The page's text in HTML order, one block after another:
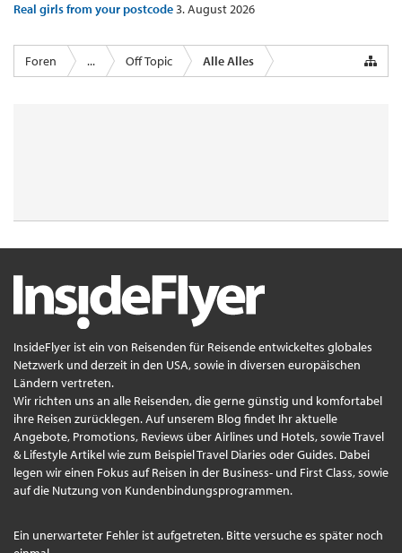
Real girls from your postcode3. August 2026
Foren ... Off Topic Alle Alles
InsideFlyer ist ein von Reisenden für Reisende entwickeltes globales
Netzwerk und derzeit in den USA, sowie in diversen europäischen
Ländern vertreten.
Wir richten uns an alle Reisenden, die gerne günstig und komfortabel
ihre Reisen zurücklegen. Auf unserem Blog findet Ihr aktuelle
Angebote, Promotions, Reviews über Airlines und Hotels, sowie Travel
& Lifestyle Artikel wie zum Beispiel Travel Diaries oder Guides. Dabei
legen wir einen Fokus auf Reisen in der Business- und First Class, sowie
auf die Nutzung von Kundenbindungsprogrammen.
Ein unerwarteter Fehler ist aufgetreten. Bitte versuche es später noch